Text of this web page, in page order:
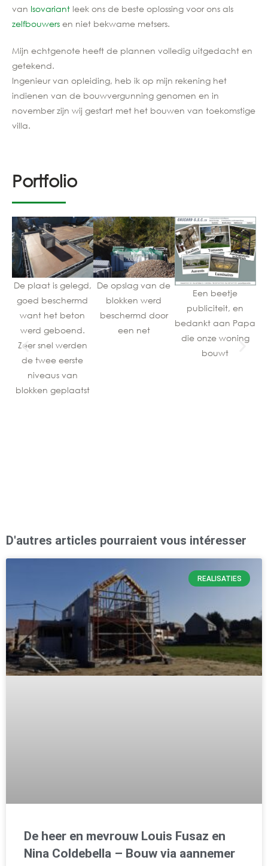
van Isovariant leek ons de beste oplossing voor ons als
zelfbouwers en niet bekwame metsers.
Mijn echtgenote heeft de plannen volledig uitgedacht en
getekend.
Ingenieur van opleiding, heb ik op mijn rekening het
indienen van de bouwvergunning genomen en in
november zijn wij gestart met het bouwen van toekomstige
villa.
Portfolio
De plaat is gelegd,
goed beschermd
want het beton
werd geboend.
Zeer snel werden
de twee eerste
niveaus van
blokken geplaatst
De opslag van de
blokken werd
beschermd door
een net
Een beetje
publiciteit, en
bedankt aan Papa
die onze woning
bouwt
D'autres articles pourraient vous intéresser
REALISATIES
De heer en mevrouw Louis Fusaz en
Nina Coldebella – Bouw via aannemer